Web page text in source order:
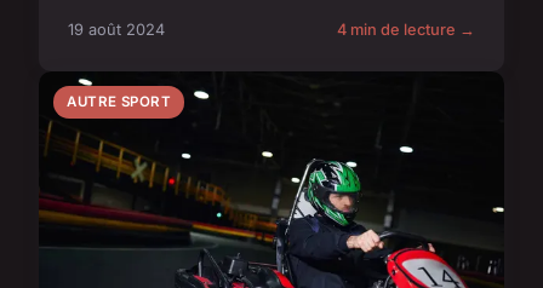
19 août 2024 4 min de lecture →
AUTRE SPORT